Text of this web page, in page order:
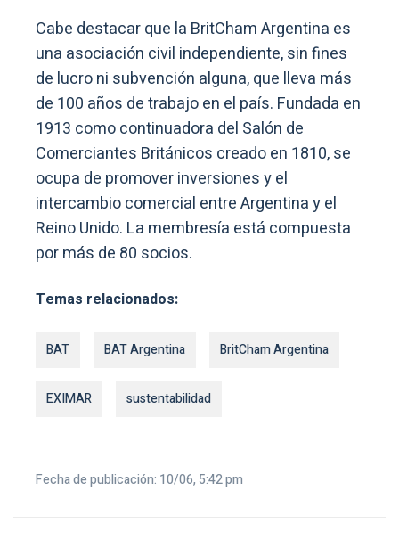
Cabe destacar que la BritCham Argentina es
una asociación civil independiente, sin fines
de lucro ni subvención alguna, que lleva más
de 100 años de trabajo en el país. Fundada en
1913 como continuadora del Salón de
Comerciantes Británicos creado en 1810, se
ocupa de promover inversiones y el
intercambio comercial entre Argentina y el
Reino Unido. La membresía está compuesta
por más de 80 socios.
Temas relacionados:
BAT BAT Argentina BritCham Argentina
EXIMAR sustentabilidad
Fecha de publicación: 10/06, 5:42 pm